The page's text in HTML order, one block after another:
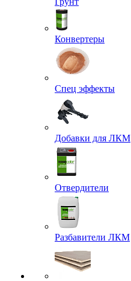
Конвертеры
Спец эффекты
Добавки для ЛКМ
Отвердители
Разбавители ЛКМ